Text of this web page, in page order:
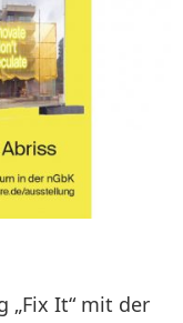
„Fix It“ mit der